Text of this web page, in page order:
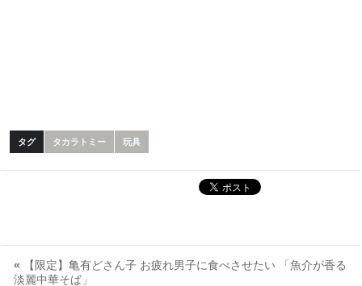
タグ タカラトミー 玩具
« 【限定】亀有どさん子 お疲れ男子に食べさせたい 「魚介が香る
淡麗中華そば」